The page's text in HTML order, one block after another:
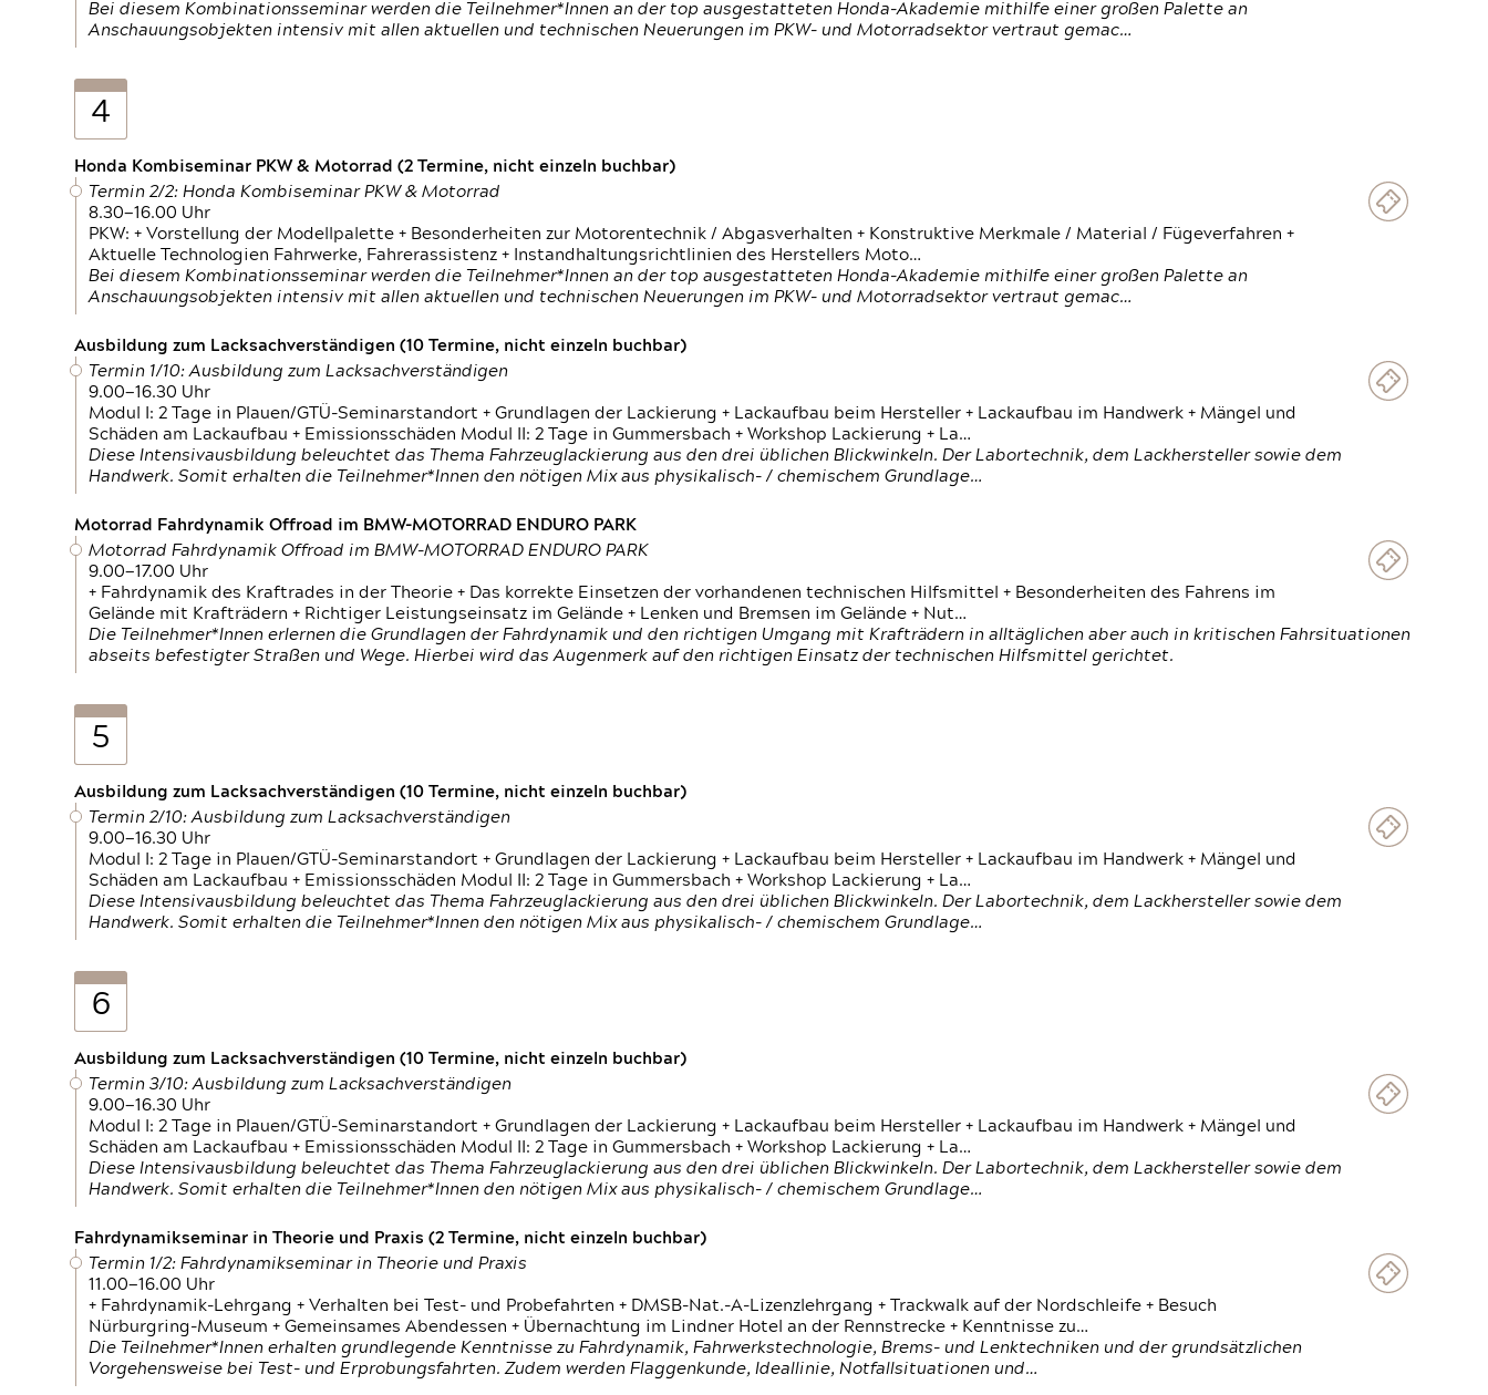
Bei diesem Kombinationsseminar werden die Teilnehmer*Innen an der top ausgestatteten Honda-Akademie mithilfe einer großen Palette an
Anschauungsobjekten intensiv mit allen aktuellen und technischen Neuerungen im PKW- und Motorradsektor vertraut gemac…
4
Honda Kombiseminar PKW & Motorrad (2 Termine, nicht einzeln buchbar)
Termin 2/2: Honda Kombiseminar PKW & Motorrad
8.30—16.00 Uhr
PKW: + Vorstellung der Modellpalette + Besonderheiten zur Motorentechnik / Abgasverhalten + Konstruktive Merkmale / Material / Fügeverfahren +
Aktuelle Technologien Fahrwerke, Fahrerassistenz + Instandhaltungsrichtlinien des Herstellers Moto…
Bei diesem Kombinationsseminar werden die Teilnehmer*Innen an der top ausgestatteten Honda-Akademie mithilfe einer großen Palette an
Anschauungsobjekten intensiv mit allen aktuellen und technischen Neuerungen im PKW- und Motorradsektor vertraut gemac…
Ausbildung zum Lacksachverständigen (10 Termine, nicht einzeln buchbar)
Termin 1/10: Ausbildung zum Lacksachverständigen
9.00—16.30 Uhr
Modul I: 2 Tage in Plauen/GTÜ-Seminarstandort + Grundlagen der Lackierung + Lackaufbau beim Hersteller + Lackaufbau im Handwerk + Mängel und
Schäden am Lackaufbau + Emissionsschäden Modul II: 2 Tage in Gummersbach + Workshop Lackierung + La…
Diese Intensivausbildung beleuchtet das Thema Fahrzeuglackierung aus den drei üblichen Blickwinkeln. Der Labortechnik, dem Lackhersteller sowie dem
Handwerk. Somit erhalten die Teilnehmer*Innen den nötigen Mix aus physikalisch- / chemischem Grundlage…
Motorrad Fahrdynamik Offroad im BMW-MOTORRAD ENDURO PARK
Motorrad Fahrdynamik Offroad im BMW-MOTORRAD ENDURO PARK
9.00—17.00 Uhr
+ Fahrdynamik des Kraftrades in der Theorie + Das korrekte Einsetzen der vorhandenen technischen Hilfsmittel + Besonderheiten des Fahrens im
Gelände mit Krafträdern + Richtiger Leistungseinsatz im Gelände + Lenken und Bremsen im Gelände + Nut…
Die Teilnehmer*Innen erlernen die Grundlagen der Fahrdynamik und den richtigen Umgang mit Krafträdern in alltäglichen aber auch in kritischen Fahrsituationen
abseits befestigter Straßen und Wege. Hierbei wird das Augenmerk auf den richtigen Einsatz der technischen Hilfsmittel gerichtet.
5
Ausbildung zum Lacksachverständigen (10 Termine, nicht einzeln buchbar)
Termin 2/10: Ausbildung zum Lacksachverständigen
9.00—16.30 Uhr
Modul I: 2 Tage in Plauen/GTÜ-Seminarstandort + Grundlagen der Lackierung + Lackaufbau beim Hersteller + Lackaufbau im Handwerk + Mängel und
Schäden am Lackaufbau + Emissionsschäden Modul II: 2 Tage in Gummersbach + Workshop Lackierung + La…
Diese Intensivausbildung beleuchtet das Thema Fahrzeuglackierung aus den drei üblichen Blickwinkeln. Der Labortechnik, dem Lackhersteller sowie dem
Handwerk. Somit erhalten die Teilnehmer*Innen den nötigen Mix aus physikalisch- / chemischem Grundlage…
6
Ausbildung zum Lacksachverständigen (10 Termine, nicht einzeln buchbar)
Termin 3/10: Ausbildung zum Lacksachverständigen
9.00—16.30 Uhr
Modul I: 2 Tage in Plauen/GTÜ-Seminarstandort + Grundlagen der Lackierung + Lackaufbau beim Hersteller + Lackaufbau im Handwerk + Mängel und
Schäden am Lackaufbau + Emissionsschäden Modul II: 2 Tage in Gummersbach + Workshop Lackierung + La…
Diese Intensivausbildung beleuchtet das Thema Fahrzeuglackierung aus den drei üblichen Blickwinkeln. Der Labortechnik, dem Lackhersteller sowie dem
Handwerk. Somit erhalten die Teilnehmer*Innen den nötigen Mix aus physikalisch- / chemischem Grundlage…
Fahrdynamikseminar in Theorie und Praxis (2 Termine, nicht einzeln buchbar)
Termin 1/2: Fahrdynamikseminar in Theorie und Praxis
11.00—16.00 Uhr
+ Fahrdynamik-Lehrgang + Verhalten bei Test- und Probefahrten + DMSB-Nat.-A-Lizenzlehrgang + Trackwalk auf der Nordschleife + Besuch
Nürburgring-Museum + Gemeinsames Abendessen + Übernachtung im Lindner Hotel an der Rennstrecke + Kenntnisse zu…
Die Teilnehmer*Innen erhalten grundlegende Kenntnisse zu Fahrdynamik, Fahrwerkstechnologie, Brems- und Lenktechniken und der grundsätzlichen
Vorgehensweise bei Test- und Erprobungsfahrten. Zudem werden Flaggenkunde, Ideallinie, Notfallsituationen und…